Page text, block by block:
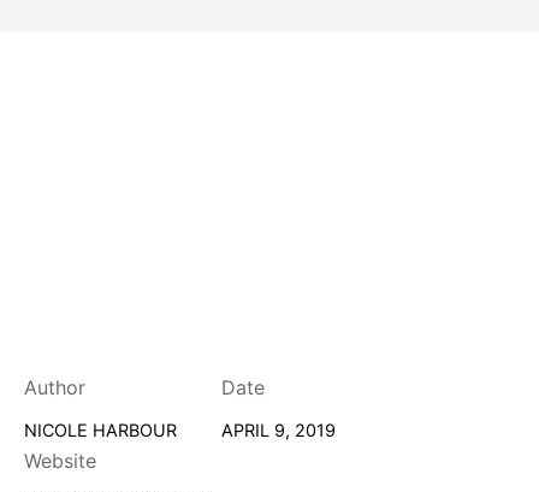
Author
NICOLE HARBOUR
Date
APRIL 9, 2019
Website